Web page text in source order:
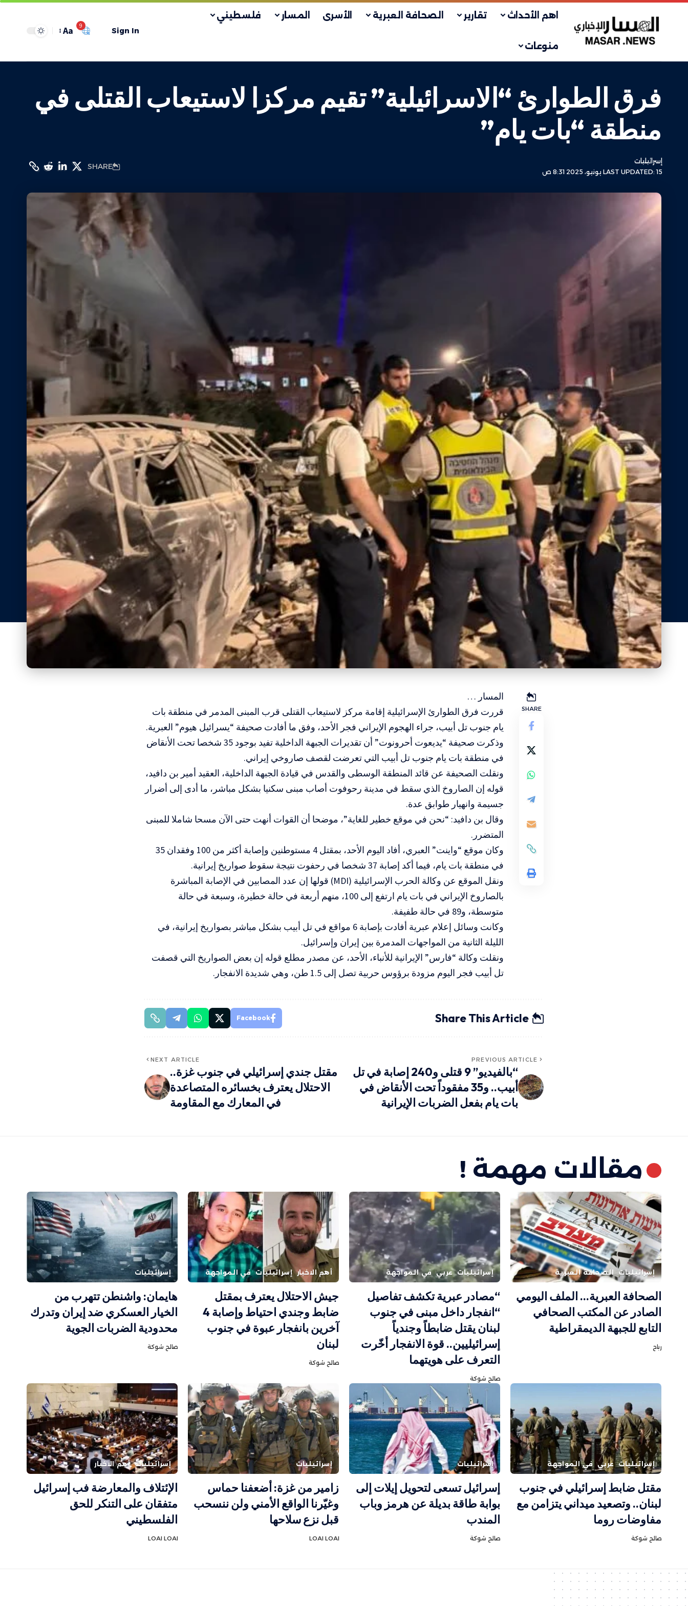
اهم الأحداث تقارير الصحافة العبرية الأسرى المسار فلسطيني
منوعات
Sign In
9
Aa
فرق الطوارئ “الاسرائيلية” تقيم مركزا لاستيعاب القتلى في
منطقة “بات يام”
LAST UPDATED: 15 يونيو، 2025 8:31 ص
إسرائيليات
SHARE
SHARE
المسار …
قررت فرق الطوارئ الإسرائيلية إقامة مركز لاستيعاب القتلى قرب المبنى المدمر في منطقة بات
يام جنوب تل أبيب، جراء الهجوم الإيراني فجر الأحد، وفق ما أفادت صحيفة “يسرائيل هيوم” العبرية.
وذكرت صحيفة “يديعوت أحرونوت” أن تقديرات الجبهة الداخلية تفيد بوجود 35 شخصا تحت الأنقاض
في منطقة بات يام جنوب تل أبيب التي تعرضت لقصف صاروخي إيراني.
ونقلت الصحيفة عن قائد المنطقة الوسطى والقدس في قيادة الجبهة الداخلية، العقيد أمير بن دافيد،
قوله إن الصاروخ الذي سقط في مدينة رحوفوت أصاب مبنى سكنيا بشكل مباشر، ما أدى إلى أضرار
جسيمة وانهيار طوابق عدة.
وقال بن دافيد: “نحن في موقع خطير للغاية”، موضحا أن القوات أنهت حتى الآن مسحا شاملا للمبنى
المتضرر.
وكان موقع “واينت” العبري، أفاد اليوم الأحد، بمقتل 4 مستوطنين وإصابة أكثر من 100 وفقدان 35
في منطقة بات يام، فيما أكد إصابة 37 شخصا في رحفوت نتيجة سقوط صواريخ إيرانية.
ونقل الموقع عن وكالة الحرب الإسرائيلية (MDI) قولها إن عدد المصابين في الإصابة المباشرة
بالصاروخ الإيراني في بات يام ارتفع إلى 100، منهم أربعة في حالة خطيرة، وسبعة في حالة
متوسطة، و89 في حالة طفيفة.
وكانت وسائل إعلام عبرية أفادت بإصابة 6 مواقع في تل أبيب بشكل مباشر بصواريخ إيرانية، في
الليلة الثانية من المواجهات المدمرة بين إيران وإسرائيل.
ونقلت وكالة “فارس” الإيرانية للأنباء، الأحد، عن مصدر مطلع قوله إن بعض الصواريخ التي قصفت
تل أبيب فجر اليوم مزودة برؤوس حربية تصل إلى 1.5 طن، وهي شديدة الانفجار.
Share This Article
Facebook
PREVIOUS ARTICLE
“بالفيديو” 9 قتلى و240 إصابة في تل
أبيب.. و35 مفقوداً تحت الأنقاض في
بات يام بفعل الضربات الإيرانية
NEXT ARTICLE
مقتل جندي إسرائيلي في جنوب غزة..
الاحتلال يعترف بخسائره المتصاعدة
في المعارك مع المقاومة
مقالات مهمة !
إسرائيليات الصحافة العبرية
الصحافة العبرية… الملف اليومي
الصادر عن المكتب الصحافي
التابع للجبهة الديمقراطية
رباح
إسرائيليات عربي في المواجهة
“مصادر عبرية تكشف تفاصيل
“انفجار داخل مبنى في جنوب
لبنان يقتل ضابطاً وجندياً
إسرائيليين.. قوة الانفجار أخّرت
التعرف على هويتهما
صالح شوكة
أهم الاخبار إسرائيليات في المواجهة
جيش الاحتلال يعترف بمقتل
ضابط وجندي احتياط وإصابة 4
آخرين بانفجار عبوة في جنوب
لبنان
صالح شوكة
إسرائيليات
هايمان: واشنطن تتهرب من
الخيار العسكري ضد إيران وتدرك
محدودية الضربات الجوية
صالح شوكة
إسرائيليات عربي في المواجهة
مقتل ضابط إسرائيلي في جنوب
لبنان.. وتصعيد ميداني يتزامن مع
مفاوضات روما
صالح شوكة
إسرائيليات
إسرائيل تسعى لتحويل إيلات إلى
بوابة طاقة بديلة عن هرمز وباب
المندب
صالح شوكة
إسرائيليات
زامير من غزة: أضعفنا حماس
وغيّرنا الواقع الأمني ولن ننسحب
قبل نزع سلاحها
LOAI LOAI
إسرائيليات أهم الاخبار
الإئتلاف والمعارضة فب إسرائيل
متفقان على التنكر للحق
الفلسطيني
LOAI LOAI